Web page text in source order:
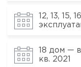
12, 13,
18 дом —
кв. 2021